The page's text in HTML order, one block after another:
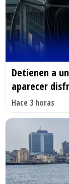
Detienen a
aparecer
Hace 3 horas